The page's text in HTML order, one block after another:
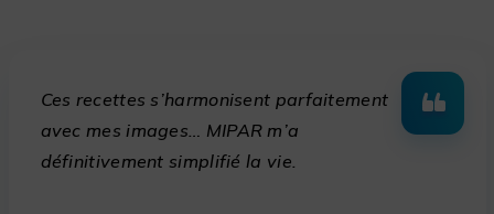
Ces recettes s’harmonisent parfaitement
avec mes images… MIPAR m’a
définitivement simplifié la vie.